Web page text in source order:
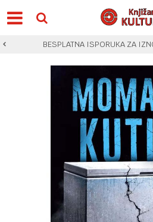
BESPLATNA ISPORUKA ZA